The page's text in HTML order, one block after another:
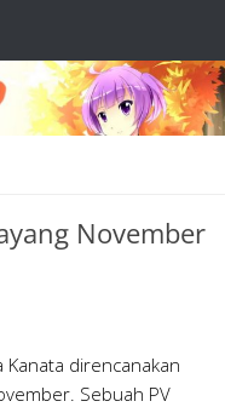
November
Kanata direncanakan
Sebuah PV